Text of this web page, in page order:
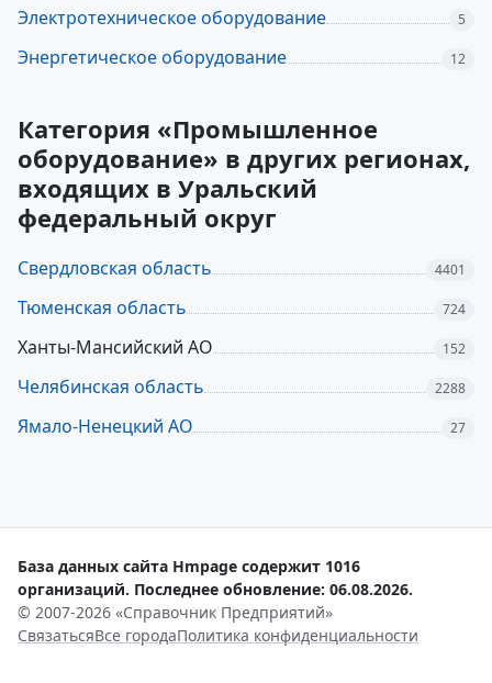
Электротехническое оборудование 5
Энергетическое оборудование 12
Категория «Промышленное
оборудование» в других регионах,
входящих в Уральский
федеральный округ
Свердловская область 4401
Тюменская область 724
Ханты-Мансийский АО 152
Челябинская область 2288
Ямало-Ненецкий АО 27
База данных сайта Hmpage содержит 1016
организаций. Последнее обновление: 06.08.2026.
© 2007-2026 «Справочник Предприятий»
СвязатьсяВсе городаПолитика конфиденциальности